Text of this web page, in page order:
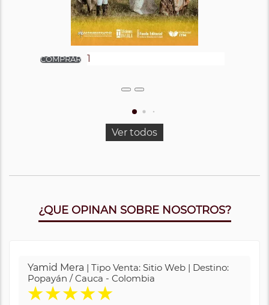
Ver todos
¿QUE OPINAN SOBRE NOSOTROS?
Yamid Mera | Tipo Venta: Sitio Web | Destino:
Popayán / Cauca - Colombia
★★★★★